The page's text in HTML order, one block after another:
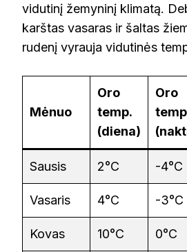
vidutinį žemyninį klimatą.
karštas vasaras ir šaltas
rudenį vyrauja vidutinės
Mėnuo
Oro
temp.
(diena)
Oro
Sausis 2°C -4°C
Vasaris 4°C -3°C
Kovas 10°C 0°C